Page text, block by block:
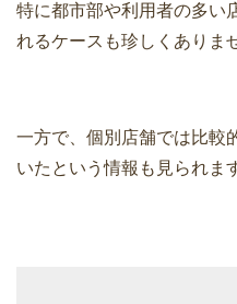
特に都市部や利用者の多い
れるケースも珍しくありま
一方で、個別店舗では比較
いたという情報も見られま